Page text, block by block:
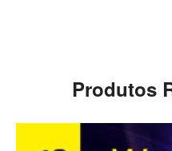
Produtos